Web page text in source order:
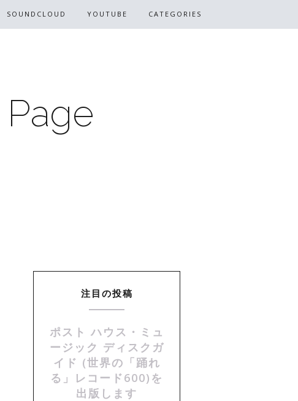
SOUNDCLOUD YOUTUBE CATEGORIES
注目の投稿
ポスト ハウス・ミュ
ージック ディスクガ
イド (世界の「踊れ
る」レコード600)を
出版します